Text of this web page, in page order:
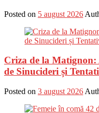
Posted on 5 august 2026
Criza de la Matignon:
de Sinucideri și
Posted on 3 august 2026